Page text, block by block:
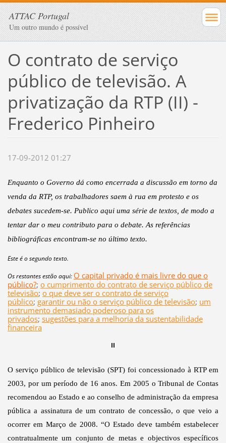
ATTAC Portugal
Um outro mundo é possível
O contrato de serviço
público de televisão. A
privatização da RTP (II) -
Frederico Pinheiro
17-09-2012 01:27
Enquanto o Governo dá como encerrada a discussão em torno da
venda da RTP, os trabalhadores saem à rua em protesto e os
debates sucedem-se. Publico aqui uma série de textos, de modo a
tentar dar o meu contributo para o debate. As referências
bibliográficas encontram-se no último texto.
Este é o segundo texto.
Os restantes estão aqui: O capital privado é mais livre do que o
público?; o cumprimento do contrato de serviço público de
televisão; o que deve ser o contrato de serviço
público; garantir ou não o serviço público de televisão; um
instrumento demasiado poderoso para os
privados; sugestões para a melhoria da sustentabilidade
financeira
II
O serviço público de televisão (SPT) foi concessionado à RTP em
2003, por um período de 16 anos. Em 2005 o Tribunal de Contas
recomendou ao Estado e ao conselho de administração da empresa
pública a assinatura de um contrato de concessão, o que veio a
ocorrer em Março de 2008. “O Estado deve também estabelecer
contratualmente um conjunto de metas e objectivos específicos